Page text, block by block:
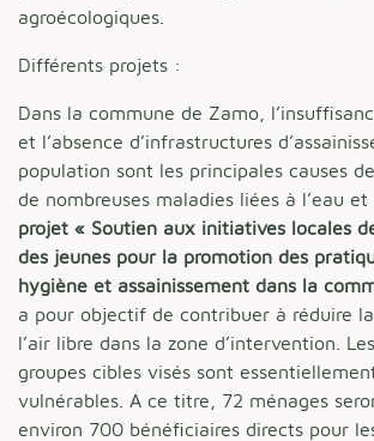
agroécologiques.
Différents projets :
Dans la commune de Zamo,
et l’absence d’infrastructures
population sont les principales causes
de nombreuses maladies liées à l’eau et
projet « Soutien aux initiatives locales
des jeunes pour la promotion des
hygiène et assainissement dans la
a pour objectif de contribuer à réduire
l’air libre dans la zone d’intervention.
groupes cibles visés sont
vulnérables. A ce titre, 72 ménages
environ 700 bénéficiaires directs pour